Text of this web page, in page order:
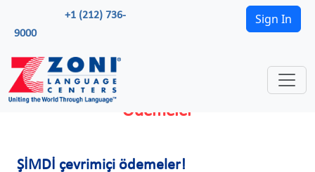
+1 (212) 736-
9000
Sign In
Ödemeler
ŞİMDİ çevrimiçi ödemeler!